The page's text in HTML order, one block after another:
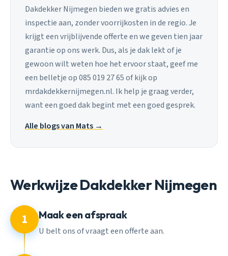
Dakdekker Nijmegen bieden we gratis advies en
inspectie aan, zonder voorrijkosten in de regio. Je
krijgt een vrijblijvende offerte en we geven tien jaar
garantie op ons werk. Dus, als je dak lekt of je
gewoon wilt weten hoe het ervoor staat, geef me
een belletje op 085 019 27 65 of kijk op
mrdakdekkernijmegen.nl. Ik help je graag verder,
want een goed dak begint met een goed gesprek.
Alle blogs van Mats →
Werkwijze Dakdekker Nijmegen
1 Maak een afspraak
U belt ons of vraagt een offerte aan.